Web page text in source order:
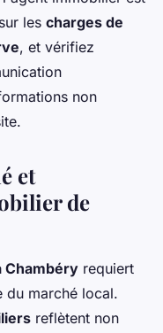
les charges de
, et vérifiez
non
et
de
Chambéry requiert
du marché local.
reflètent non